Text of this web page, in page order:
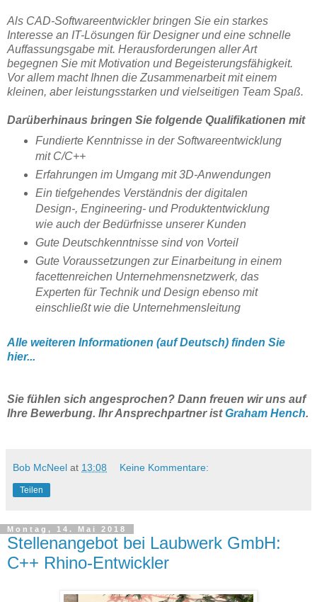
Als CAD-Softwareentwickler bringen Sie ein starkes
Interesse an IT-Lösungen für Designer und eine schnelle
Auffassungsgabe mit. Herausforderungen aller Art
begegnen Sie mit Motivation und Begeisterungsfähigkeit.
Vor allem macht Ihnen die Zusammenarbeit mit einem
kleinen, aber leistungsstarken und vielseitigen Team Spaß.
Darüberhinaus bringen Sie folgende Qualifikationen mit
Fundierte Kenntnisse in der Softwareentwicklung
mit C/C++
Erfahrungen im Umgang mit 3D-Anwendungen
Ein tiefgehendes Verständnis der digitalen
Design-, Engineering- und Produktentwicklung
wie auch der Bedürfnisse unserer Kunden
Gute Deutschkenntnisse sind von Vorteil
Gute Voraussetzungen zur Einarbeitung in einem
facettenreichen Unternehmensnetzwerk, das
Experten für Technik und Design ebenso mit
einschließt wie die Unternehmensleitung
Alle weiteren Informationen (auf Deutsch) finden Sie
hier...
Sie fühlen sich angesprochen? Dann freuen wir uns auf
Ihre Bewerbung. Ihr Ansprechpartner istGraham Hench.
Bob McNeel at 13:08 Keine Kommentare:
Teilen
Montag, 14. Mai 2018
Stellenangebot bei Laubwerk GmbH:
C++ Rhino-Entwickler